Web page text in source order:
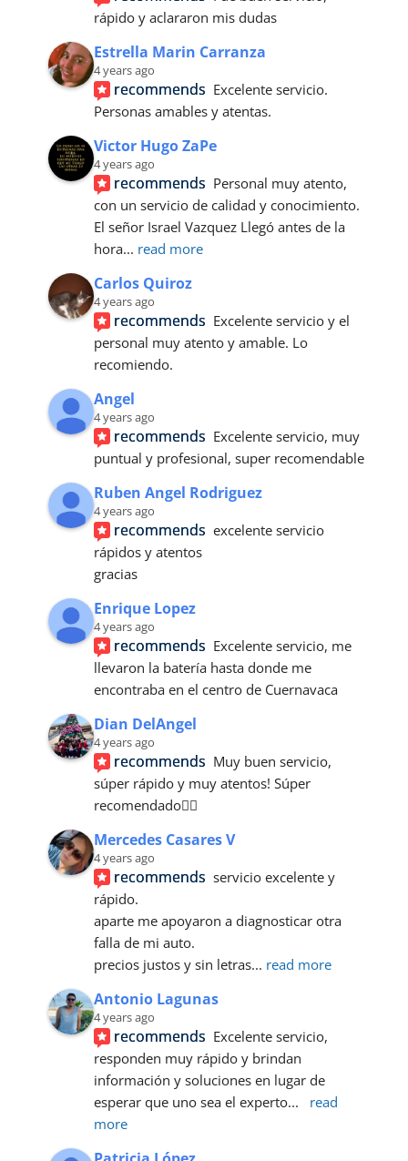
rápido y aclararon mis dudas
Estrella Marin Carranza
4 years ago
recommends Excelente servicio.
Personas amables y atentas.
Victor Hugo ZaPe
4 years ago
recommends Personal muy atento,
con un servicio de calidad y conocimiento.
El señor Israel Vazquez Llegó antes de la
hora... read more
Carlos Quiroz
4 years ago
recommends Excelente servicio y el
personal muy atento y amable. Lo
recomiendo.
Angel
4 years ago
recommends Excelente servicio, muy
puntual y profesional, super recomendable
Ruben Angel Rodriguez
4 years ago
recommends excelente servicio
rápidos y atentos
gracias
Enrique Lopez
4 years ago
recommends Excelente servicio, me
llevaron la batería hasta donde me
encontraba en el centro de Cuernavaca
Dian DelAngel
4 years ago
recommends Muy buen servicio,
súper rápido y muy atentos! Súper
recomendado👌🏼
Mercedes Casares V
4 years ago
recommends servicio excelente y
rápido.
aparte me apoyaron a diagnosticar otra
falla de mi auto.
precios justos y sin letras... read more
Antonio Lagunas
4 years ago
recommends Excelente servicio,
responden muy rápido y brindan
información y soluciones en lugar de
esperar que uno sea el experto...
read
more